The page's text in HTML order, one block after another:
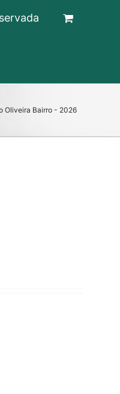
Oliveira Bairro - 2026